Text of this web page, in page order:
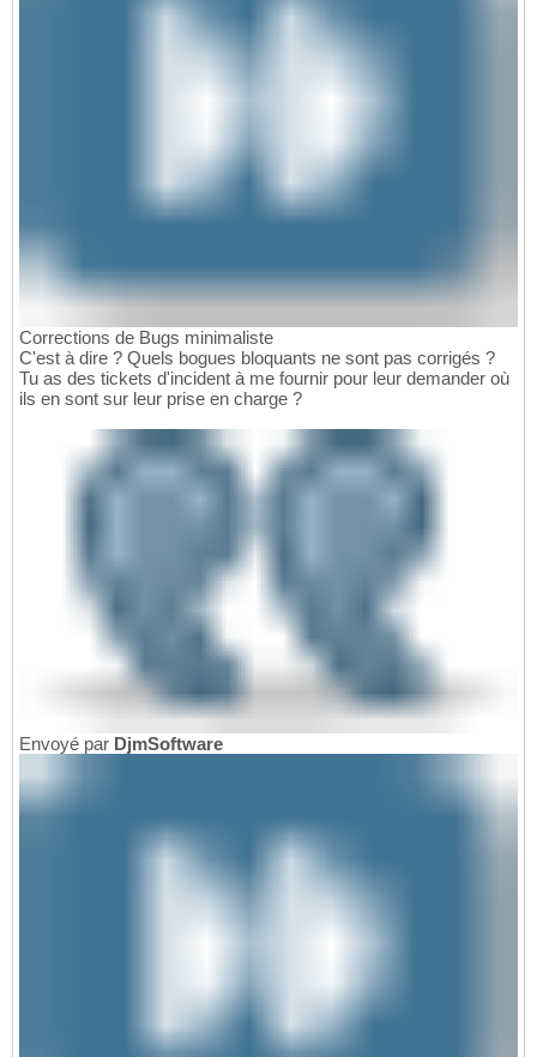
Corrections de Bugs minimaliste
C'est à dire ? Quels bogues bloquants ne sont pas corrigés ?
Tu as des tickets d'incident à me fournir pour leur demander où
ils en sont sur leur prise en charge ?
Envoyé par DjmSoftware